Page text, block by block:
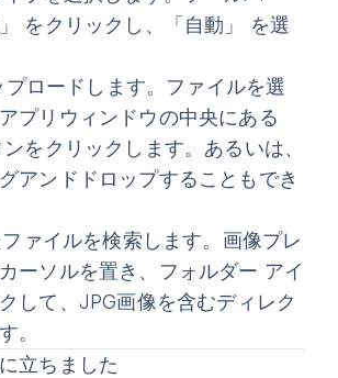
をクリックし、 「自動」
を選
プロードします。ファイルを選
プリウィンドウの中央にある
をクリックします。あるいは、
アンドドロップすることもでき
ァイルを検索します。画像プレ
ーソルを置き、フォルダー アイ
して、JPG画像を含むディレク
。
立ちました